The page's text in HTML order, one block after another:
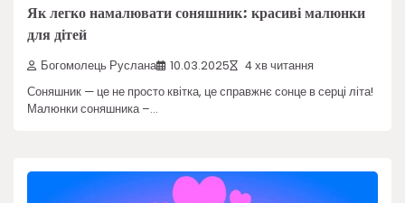
Як легко намалювати соняшник: красиві малюнки
для дітей
Богомолець Руслана 10.03.2025 4 хв читання
Соняшник — це не просто квітка, це справжнє сонце в серці літа!
Малюнки соняшника –…